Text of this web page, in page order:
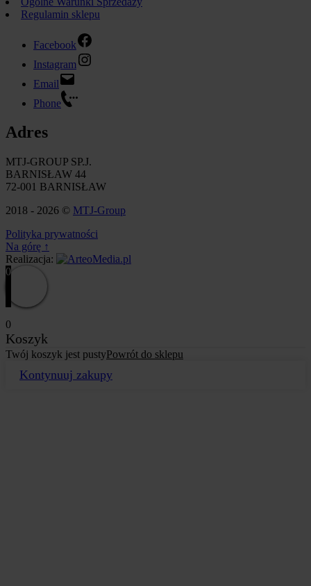
Regulamin sklepu
Facebook
Instagram
Email
Phone
Adres
MTJ-GROUP SP.J.
BARNISŁAW 44
72-001 BARNISŁAW
2018 - 2026 © MTJ-Group
Polityka prywatności
Na górę ↑
Realizacja:
0
0
Koszyk
Twój koszyk jest pustyPowrót do sklepu
Kontynuuj zakupy